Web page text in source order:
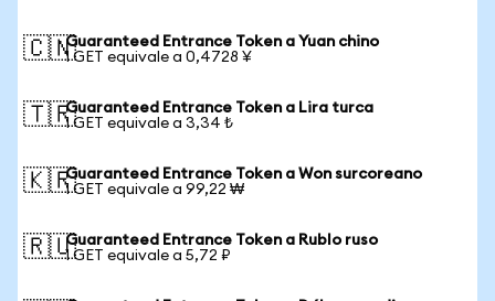
🇨🇳Guaranteed Entrance Token a Yuan chino
1 GET equivale a 0,4728 ¥
🇹🇷Guaranteed Entrance Token a Lira turca
1 GET equivale a 3,34 ₺
🇰🇷Guaranteed Entrance Token a Won surcoreano
1 GET equivale a 99,22 ₩
🇷🇺Guaranteed Entrance Token a Rublo ruso
1 GET equivale a 5,72 ₽